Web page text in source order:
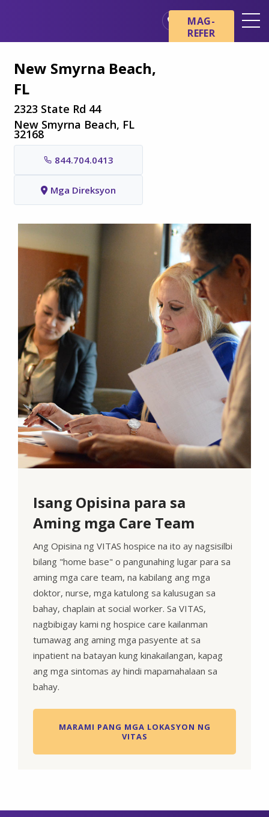
Mga Pangunahing Kaalaman
Ang aming mga Serbisyo
Healthcare Professionals
Pamilya at Mga Tagapag-
alaga
MAG-
REFER
New Smyrna Beach,
FL
2323 State Rd 44
New Smyrna Beach, FL
32168
844.704.0413
Mga Direksyon
Isang Opisina para sa
Aming mga Care Team
Ang Opisina ng VITAS hospice na ito ay nagsisilbi
bilang "home base" o pangunahing lugar para sa
aming mga care team, na kabilang ang mga
doktor, nurse, mga katulong sa kalusugan sa
bahay, chaplain at social worker. Sa VITAS,
nagbibigay kami ng hospice care kailanman
tumawag ang aming mga pasyente at sa
inpatient na batayan kung kinakailangan, kapag
ang mga sintomas ay hindi mapamahalaan sa
bahay.
MARAMI PANG MGA LOKASYON NG
VITAS